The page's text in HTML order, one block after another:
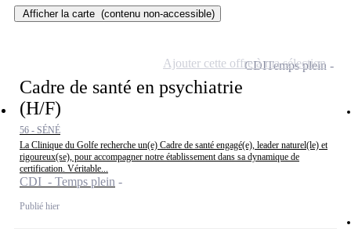
Afficher la carte (contenu non-accessible)
Cadre de santé en psychiatrie
(H/F)
56 - SÉNÉ
La Clinique du Golfe recherche un(e) Cadre de santé engagé(e), leader naturel(le) et
rigoureux(se), pour accompagner notre établissement dans sa dynamique de
certification. Véritable...
CDI - Temps plein
Publié hier
CDITemps plein
Ajouter cette offre à ma sélection